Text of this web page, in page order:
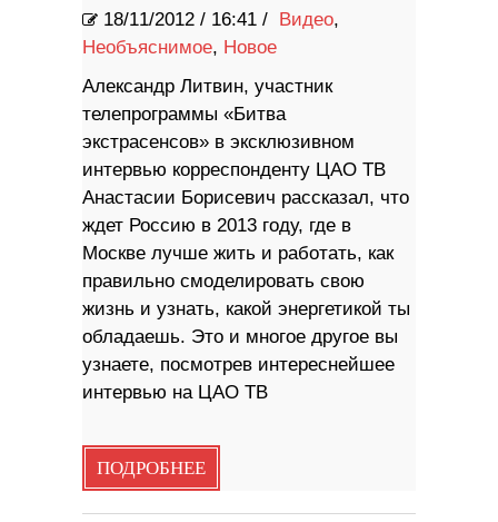
18/11/2012 / 16:41 / Видео,
Необъяснимое, Новое
Александр Литвин, участник
телепрограммы «Битва
экстрасенсов» в эксклюзивном
интервью корреспонденту ЦАО ТВ
Анастасии Борисевич рассказал, что
ждет Россию в 2013 году, где в
Москве лучше жить и работать, как
правильно смоделировать свою
жизнь и узнать, какой энергетикой ты
обладаешь. Это и многое другое вы
узнаете, посмотрев интереснейшее
интервью на ЦАО ТВ
ПОДРОБНЕЕ